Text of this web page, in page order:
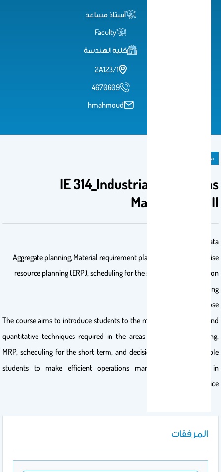
أستاذ مساعد
Faculty
كلية الهندسة
2A123/1
4670609
hmahmoud
مادة دراسية
IE 314_Industrial Operations
Management-II
Catalog Data:
Aggregate planning, Material requirement planning (MRP), Enterprise
resource planning (ERP), scheduling for the short term, and decision
modeling.
Catalog Purpose:
The course aims to introduce students to the managerial concepts and
quantitative techniques required in the areas of aggregate planning,
MRP, scheduling for the short term, and decision modeling. To enable
students to make efficient operations management decisions in
practice.
المرفقات